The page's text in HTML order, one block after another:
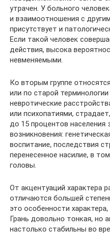
утрачен. У больного
и взаимоотношения с
присутствует и
Если такой человек
действия, высока
невменяемыми.
Ко вторым группе
или по старой
невротические
или психопатиями,
до 15 процентов населения
возникновения:
воспитание, последствия
перенесенное насилие, в
головы.
От акцентуаций характера
отличаются большей
это особенности
Грань довольно тонкая, но
настолько стабильны во